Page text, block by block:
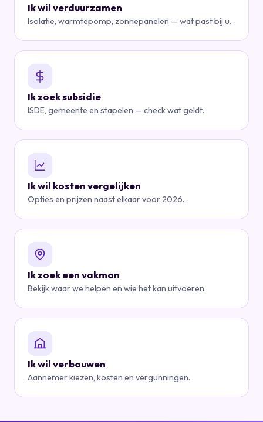
Ik wil verduurzamen
Isolatie, warmtepomp, zonnepanelen — wat past bij u.
Ik zoek subsidie
ISDE, gemeente en stapelen — check wat geldt.
Ik wil kosten vergelijken
Opties en prijzen naast elkaar voor 2026.
Ik zoek een vakman
Bekijk waar we helpen en wie het kan uitvoeren.
Ik wil verbouwen
Aannemer kiezen, kosten en vergunningen.